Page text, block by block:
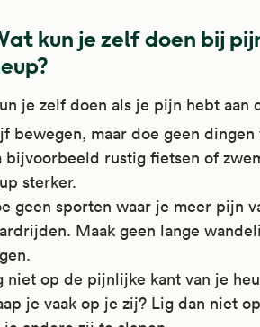
kun je zelf doen bij
je zelf doen als je pijn hebt aan
bewegen, maar doe geen
bijvoorbeeld rustig fietsen of
sterker.
geen sporten waar je meer pijn
Maak geen lange
niet op de pijnlijke kant van je
je vaak op je zij? Lig dan niet